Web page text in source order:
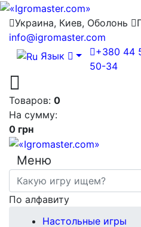
Украина, Киев, Оболонь
info@igromaster.com
Язык
+380 44
50-34
Товаров: 0
На сумму:
0 грн
Меню
По алфавиту
Настольные игры